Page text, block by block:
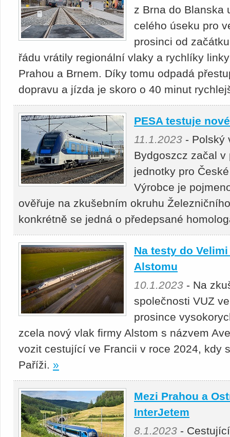
z Brna do Blanska
celého úseku pro
prosinci od
řádu vrátily regionální vlaky a rychlíky
Prahou a Brnem. Díky tomu odpadá
dopravu a jízda je skoro o 40 minut
PESA testuje
11.1.2023 - Polský
Bydgoszcz začal
jednotky pro
Výrobce je
ověřuje na zkušebním okruhu
konkrétně se jedná o předepsané
Na testy do
Alstomu
10.1.2023 - Na
společnosti VUZ
prosince
zcela nový vlak firmy Alstom s názvem
vozit cestující ve Francii v roce 2024, kdy
Paříži. »
Mezi Prahou a
InterJetem
8.1.2023 -